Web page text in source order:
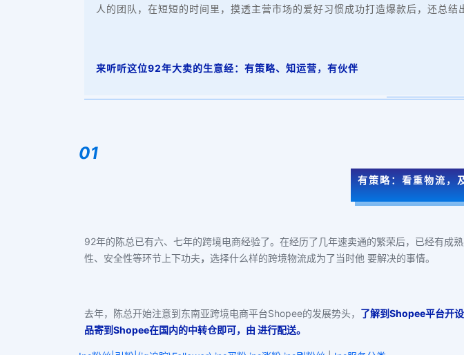
人的团队，在短短的时间里，摸透主营市场的爱好习惯成功打造爆款后，还总
来听听这位92年大卖的生意经：有策略、知运营，有伙伴
01
有策略：看重物流，
92年的陈总已有六、七年的跨境电商经验了。在经历了几年速卖通的繁荣后，已经有
性、安全性等环节上下功夫， 选择什么样的跨境物流成为了当时他 要解决的事情。
去年，陈总开始注意到东南亚跨境电商平台Shopee的发展势头， 了解到Shopee平台开
品寄到Shopee在国内的中转仓即可，由 进行配送。